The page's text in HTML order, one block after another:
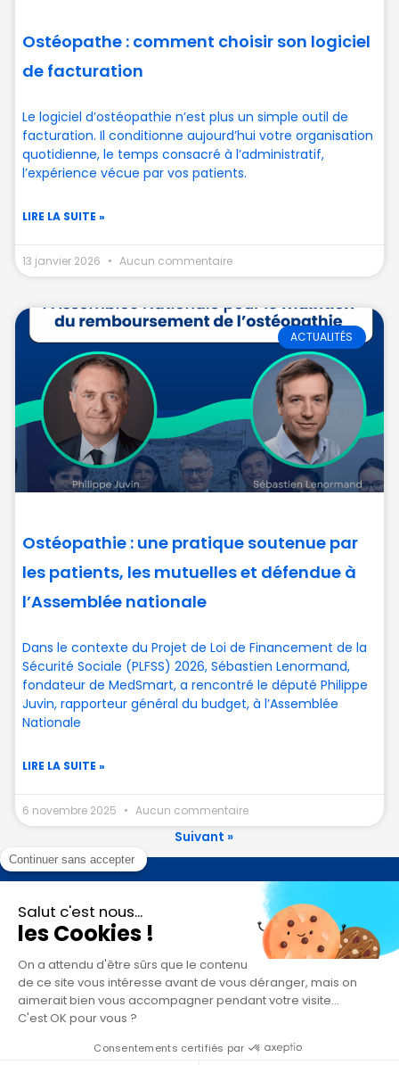
Ostéopathe : comment choisir son logiciel
de facturation
Le logiciel d’ostéopathie n’est plus un simple outil de
facturation. Il conditionne aujourd’hui votre organisation
quotidienne, le temps consacré à l’administratif,
l’expérience vécue par vos patients.
LIRE LA SUITE »
13 janvier 2026 Aucun commentaire
ACTUALITÉS
Ostéopathie : une pratique soutenue par
les patients, les mutuelles et défendue à
l’Assemblée nationale
Dans le contexte du Projet de Loi de Financement de la
Sécurité Sociale (PLFSS) 2026, Sébastien Lenormand,
fondateur de MedSmart, a rencontré le député Philippe
Juvin, rapporteur général du budget, à l’Assemblée
Nationale
LIRE LA SUITE »
6 novembre 2025 Aucun commentaire
Suivant »
Je suis un ostéopathe - chiropracteur
Je suis psychologue
Je suis un éditeur de logiciel patient ou de facturation
Je suis utilisateur de MedSmart